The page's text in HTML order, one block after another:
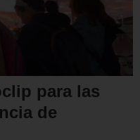
para las
de